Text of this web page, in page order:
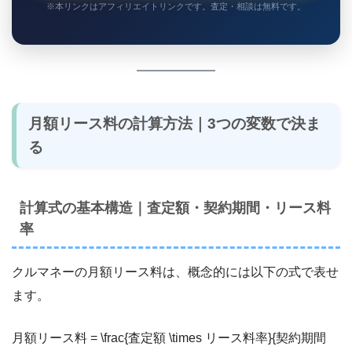
※本リンクはアフィリエイトリンクです。査定・相談は無料です。
月額リース料の計算方法｜3つの変数で決ま
る
計算式の基本構造｜査定額・契約期間・リース料
率
クルマネーの月額リース料は、概念的には以下の式で表せ
ます。
月額リース料 = \frac{査定額 \times リース料率}{契約期間